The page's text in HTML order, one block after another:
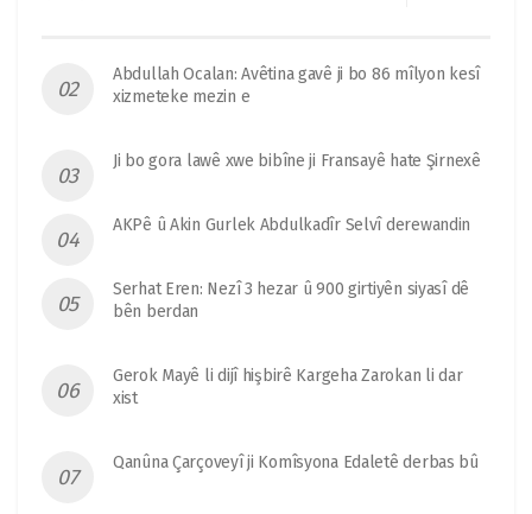
Abdullah Ocalan: Avêtina gavê ji bo 86 mîlyon kesî
xizmeteke mezin e
Ji bo gora lawê xwe bibîne ji Fransayê hate Şirnexê
AKPê û Akin Gurlek Abdulkadîr Selvî derewandin
Serhat Eren: Nezî 3 hezar û 900 girtiyên siyasî dê
bên berdan
Gerok Mayê li dijî hişbirê Kargeha Zarokan li dar
xist
Qanûna Çarçoveyî ji Komîsyona Edaletê derbas bû